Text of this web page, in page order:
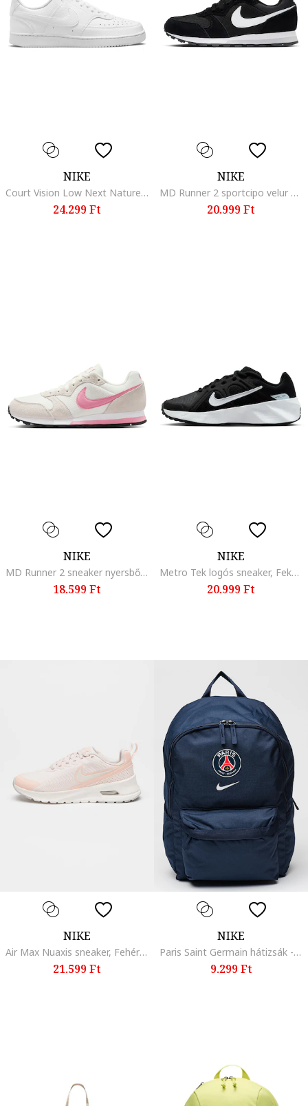
NIKE
Court Vision Low Next Nature műbőr sneaker, Fehér
24.299 Ft
NIKE
MD Runner 2 sportcipo velur betetekkel, Feher, Fekete 474186
20.999 Ft
NIKE
MD Runner 2 sneaker nyersbőr részletekkel, Fehér/Csontszín/Pasztellrózsaszín
18.599 Ft
NIKE
Metro Tek logós sneaker, Fekete/Fehér
20.999 Ft
NIKE
Air Max Nuaxis sneaker, Fehér/Narancssárga
21.599 Ft
NIKE
Paris Saint Germain hátizsák - 25 l, Tengerészkék
9.299 Ft